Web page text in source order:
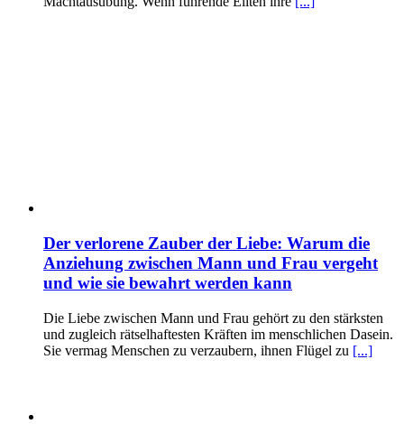
Der verlorene Zauber der Liebe: Warum die
Anziehung zwischen Mann und Frau vergeht
und wie sie bewahrt werden kann
Die Liebe zwischen Mann und Frau gehört zu den stärksten
und zugleich rätselhaftesten Kräften im menschlichen Dasein.
Sie vermag Menschen zu verzaubern, ihnen Flügel zu [...]